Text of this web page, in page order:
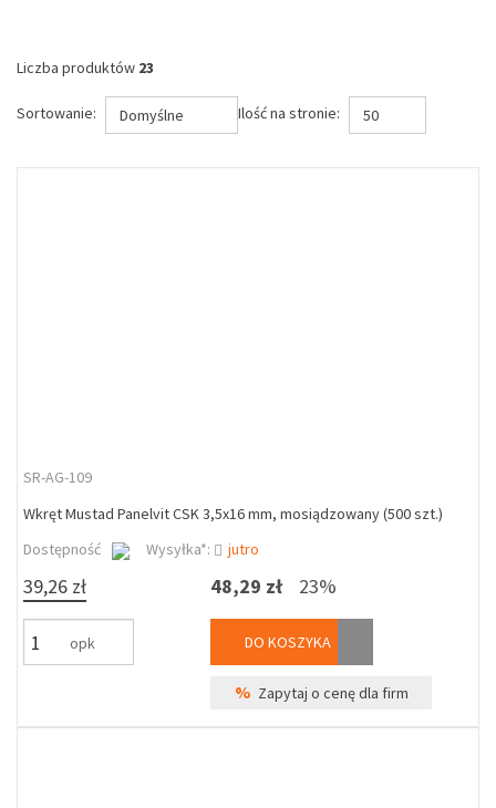
Liczba produktów 23
Sortowanie: Domyślne Ilość na stronie: 50
SR-AG-109
Wkręt Mustad Panelvit CSK 3,5x16 mm, mosiądzowany (500 szt.)
Dostępność
Wysyłka*: jutro
39,26 zł
opk
48,29 zł 23%
DO KOSZYKA
% Zapytaj o cenę dla firm